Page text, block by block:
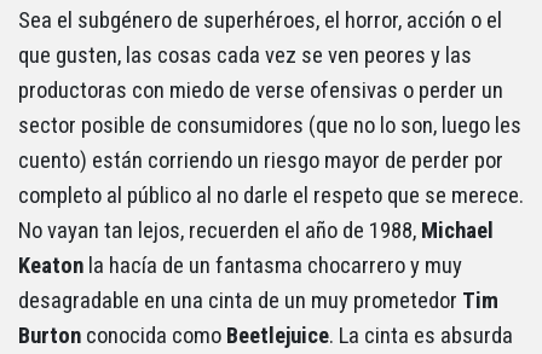
Sea el subgénero de superhéroes, el horror, acción o el
que gusten, las cosas cada vez se ven peores y las
productoras con miedo de verse ofensivas o perder un
sector posible de consumidores (que no lo son, luego les
cuento) están corriendo un riesgo mayor de perder por
completo al público al no darle el respeto que se merece.
No vayan tan lejos, recuerden el año de 1988, Michael
Keaton la hacía de un fantasma chocarrero y muy
desagradable en una cinta de un muy prometedor Tim
Burton conocida como Beetlejuice. La cinta es absurda